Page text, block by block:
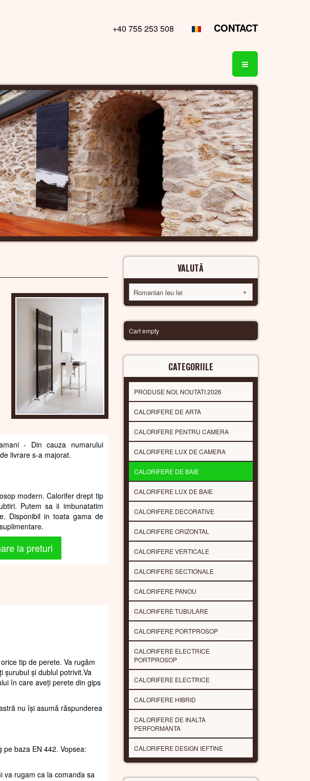
+40 755 253 508 CONTACT
- Din cauza numarului
livrare s-a majorat.
modern. Calorifer drept tip
Putem sa ii imbunatatim
Disponibil in toata gama de
la preturi
tip de perete. Va rugăm
șurubul și dublul potrivit.Va
în care aveți perete din gips
nu își asumă răspunderea
baza EN 442. Vopsea:
va rugam ca la comanda sa
VALUTĂ
Romanian leu lei
Cart empty
CATEGORIILE
PRODUSE NOI, NOUTATI 2026
CALORIFERE DE ARTA
CALORIFERE PENTRU CAMERA
CALORIFERE LUX DE CAMERA
CALORIFERE DE BAIE
CALORIFERE LUX DE BAIE
CALORIFERE DECORATIVE
CALORIFERE ORIZONTAL
CALORIFERE VERTICALE
CALORIFERE SECTIONALE
CALORIFERE PANOU
CALORIFERE TUBULARE
CALORIFERE PORTPROSOP
CALORIFERE ELECTRICE
PORTPROSOP
CALORIFERE ELECTRICE
CALORIFERE HIBRID
CALORIFERE DE INALTA
PERFORMANTA
CALORIFERE DESIGN IEFTINE